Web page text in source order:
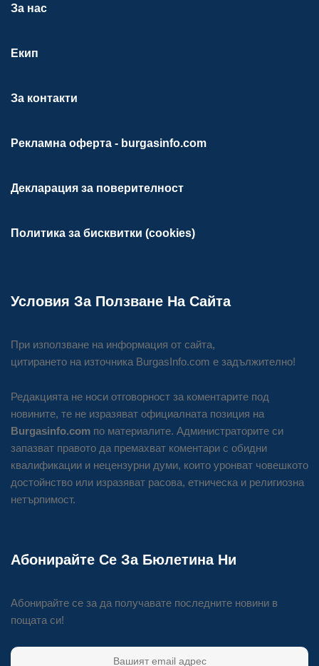
За нас
Екип
За контакти
Рекламна оферта - burgasinfo.com
Декларация за поверителност
Политика за бисквитки (cookies)
Условия За Ползване На Сайта
При използване на информация от сайта,
цитирането на източника BurgasInfo.com е задължително!
Редакцията не носи отговорност за коментарите под
новините, те не изразяват официалната позиция на
Burgasinfo.com по материалите. Администраторите си
запазват правото да премахват коментари с обидни
квалификации и нецензурни думи, които уронват човешкото
достойнство или изразяват расова, етническа и религиозна
нетърпимост.
Абонирайте Се За Бюлетина Ни
Абонирайте се за да получавате последните новини в
пощата си!